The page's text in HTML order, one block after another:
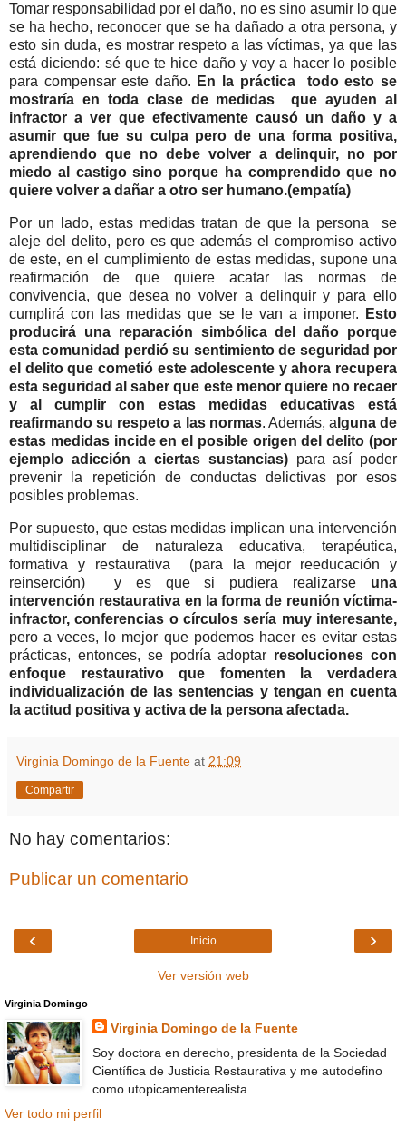
Tomar responsabilidad por el daño, no es sino asumir lo que
se ha hecho, reconocer que se ha dañado a otra persona, y
esto sin duda, es mostrar respeto a las víctimas, ya que las
está diciendo: sé que te hice daño y voy a hacer lo posible
para compensar este daño. En la práctica todo esto se
mostraría en toda clase de medidas que ayuden al
infractor a ver que efectivamente causó un daño y a
asumir que fue su culpa pero de una forma positiva,
aprendiendo que no debe volver a delinquir, no por
miedo al castigo sino porque ha comprendido que no
quiere volver a dañar a otro ser humano.(empatía)
Por un lado, estas medidas tratan de que la persona se
aleje del delito, pero es que además el compromiso activo
de este, en el cumplimiento de estas medidas, supone una
reafirmación de que quiere acatar las normas de
convivencia, que desea no volver a delinquir y para ello
cumplirá con las medidas que se le van a imponer.
Esto
producirá una reparación simbólica del daño porque
esta comunidad perdió su sentimiento de seguridad por
el delito que cometió este adolescente y ahora recupera
esta seguridad al saber que este menor quiere no recaer
y al cumplir con estas medidas educativas está
reafirmando su respeto a las normas. Además, a lguna de
estas medidas incide en el posible origen del delito (por
ejemplo adicción a ciertas sustancias)para así poder
prevenir la repetición de conductas delictivas por esos
posibles problemas.
Por supuesto, que estas medidas implican una intervención
multidisciplinar de naturaleza educativa, terapéutica,
formativa y restaurativa (para la mejor reeducación y
reinserción) y es que si pudiera realizarse una
intervención restaurativa en la forma de reunión víctima-
infractor, conferencias o círculos sería muy interesante,
pero a veces, lo mejor que podemos hacer es evitar estas
prácticas, entonces, se podría adoptar resoluciones con
enfoque restaurativo que fomenten la verdadera
individualización de las sentencias y tengan en cuenta
la actitud positiva y activa de la persona afectada.
Virginia Domingo de la Fuente at 21:09
Compartir
No hay comentarios:
Publicar un comentario
‹ ›
Inicio
Ver versión web
Virginia Domingo
Virginia Domingo de la Fuente
Soy doctora en derecho, presidenta de la Sociedad
Científica de Justicia Restaurativa y me autodefino
como utopicamenterealista
Ver todo mi perfil